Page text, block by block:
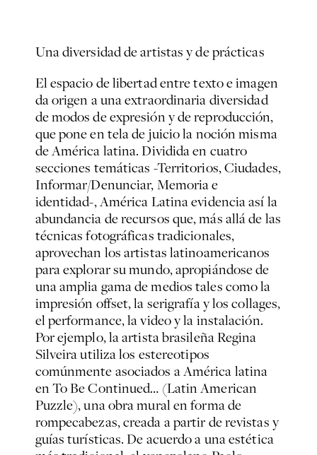
Una diversidad de artistas y de prácticas
El espacio de libertad entre texto e imagen
da origen a una extraordinaria diversidad
de modos de expresión y de reproducción,
que pone en tela de juicio la noción misma
de América latina. Dividida en cuatro
secciones temáticas -Territorios, Ciudades,
Informar/Denunciar, Memoria e
identidad-,América Latinaevidencia así la
abundancia de recursos que, más allá de las
técnicas fotográficas tradicionales,
aprovechan los artistas latinoamericanos
para explorar su mundo, apropiándose de
una amplia gama de medios tales como la
impresión offset, la serigrafía y los collages,
el performance, la video y la instalación.
Por ejemplo, la artista brasileña Regina
Silveira utiliza los estereotipos
comúnmente asociados a América latina
enTo Be Continued… (Latin American
Puzzle), una obra mural en forma de
rompecabezas, creada a partir de revistas y
guías turísticas. De acuerdo a una estética